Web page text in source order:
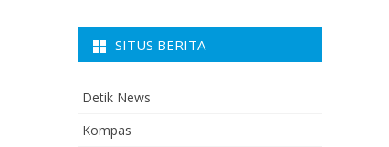
SITUS BERITA
Detik News
Kompas